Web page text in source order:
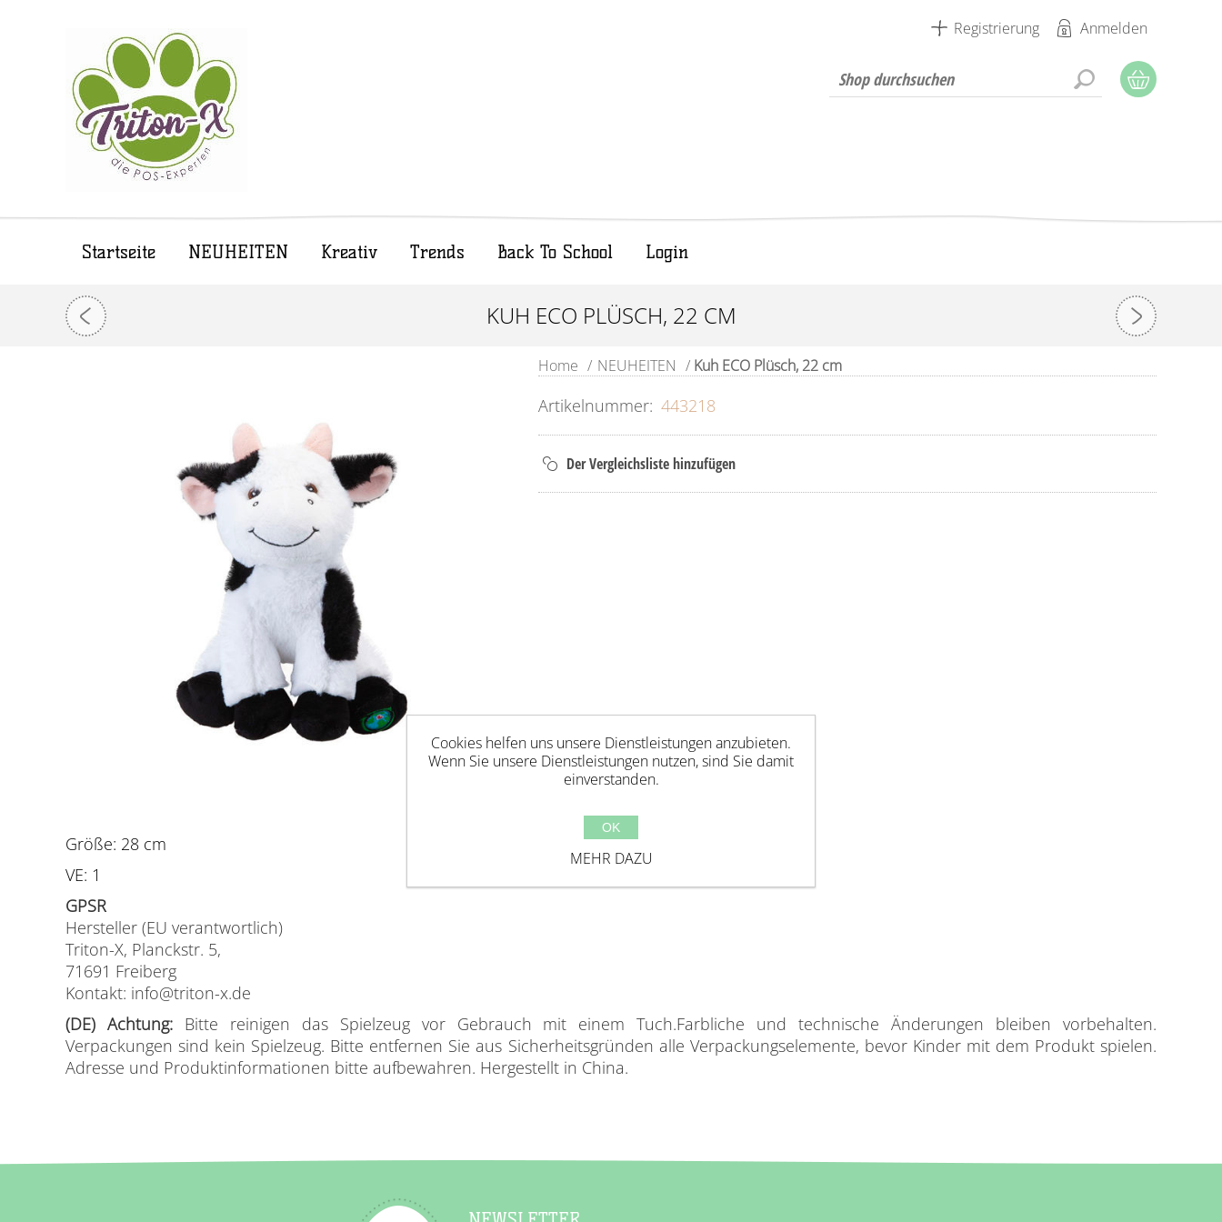
Registrierung Anmelden
Startseite NEUHEITEN Kreativ Trends Back To School Login
KUH ECO PLÜSCH, 22 CM
Home / NEUHEITEN / Kuh ECO Plüsch, 22 cm
Artikelnummer: 443218
Größe: 28 cm
VE: 1
GPSR
Hersteller (EU verantwortlich)
Triton-X, Planckstr. 5,
71691 Freiberg
Kontakt: info@triton-x.de
(DE) Achtung:Bitte reinigen das Spielzeug vor Gebrauch mit einem Tuch.Farbliche und technische Änderungen bleiben vorbehalten.
Verpackungen sind kein Spielzeug. Bitte entfernen Sie aus Sicherheitsgründen alle Verpackungselemente, bevor Kinder mit dem Produkt spielen.
Adresse und Produktinformationen bitte aufbewahren. Hergestellt in China.
Cookies helfen uns unsere Dienstleistungen anzubieten.
Wenn Sie unsere Dienstleistungen nutzen, sind Sie damit
einverstanden.
OK
MEHR DAZU